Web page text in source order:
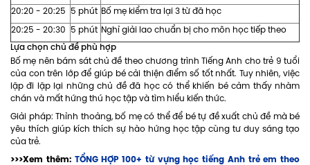
20:20 - 20:25 5 phút Bố mẹ kiểm tra lại 3 từ đã học
20:25 - 20:30 5 phút Nghỉ giải lao chuẩn bị cho môn học tiếp theo
Lựa chọn chủ đề phù hợp
Bố mẹ nên bám sát chủ đề theo chương trình Tiếng Anh cho trẻ 9 tuổi
của con trên lớp để giúp bé cải thiện điểm số tốt nhất. Tuy nhiên, việc
lặp đi lặp lại những chủ đề đã học có thể khiến bé cảm thấy nhàm
chán và mất hứng thú học tập và tìm hiểu kiến thức.
Giải pháp: Thỉnh thoảng, bố mẹ có thể để bé tự đề xuất chủ đề mà bé
yêu thích giúp kích thích sự hào hứng học tập cùng tư duy sáng tạo
của trẻ.
>>>Xem thêm: TỔNG HỢP 100+ từ vựng học tiếng Anh trẻ em theo